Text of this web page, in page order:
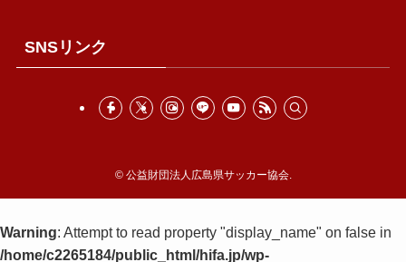
SNSリンク
©公益財団法人広島県サッカー協会.
Warning: Attempt to read property "display_name" on false in
/home/c2265184/public_html/hifa.jp/wp-